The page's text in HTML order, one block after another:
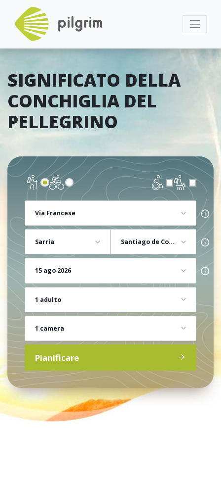
SIGNIFICATO DELLA
CONCHIGLIA DEL
PELLEGRINO
Via Francese
Sarria Santiago de Compostela
15 ago 2026
1 adulto
1 camera
Pianificare